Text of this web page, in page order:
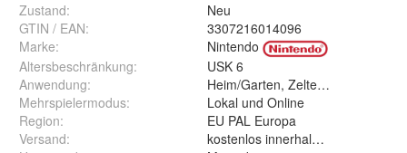
Zustand:
Neu
GTIN / EAN:
3307216014096
Marke:
Nintendo
Altersbeschränkung:
USK 6
Anwendung:
Heim/Garten, Zelten, Haus,
Mehrspielermodus:
Lokal und Online
Region:
EU PAL Europa
Versand:
kostenlos innerhalb 24 Std. als